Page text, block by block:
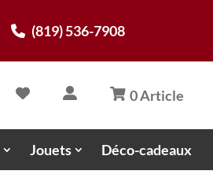
(819) 536-7908
0 Article
Jouets Déco-cadeaux